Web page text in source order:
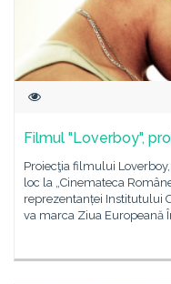
Filmul "Loverboy",
Proiecţia filmului
loc la „Cinemateca
reprezentanței Institutului
va marca Ziua Europeană